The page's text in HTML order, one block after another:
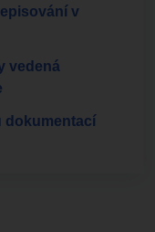
v
vedená
dokumentací